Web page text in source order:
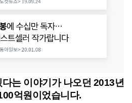
는 이야기가 나오던 2013년
억원이었습니다.